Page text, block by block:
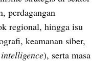
perdagangan
regional, hingga isu
keamanan siber,
), serta masa